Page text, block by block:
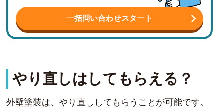
一括問い合わせスタート
やり直しはしてもらえる？
外壁塗装は、やり直ししてもらうことが可能です。